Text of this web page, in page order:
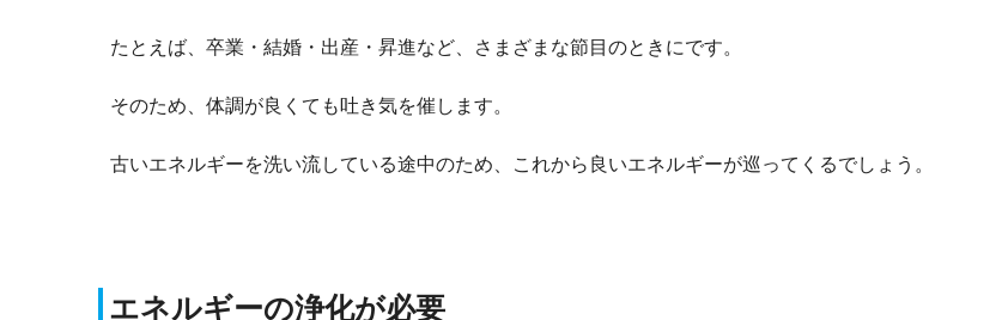
たとえば、卒業・結婚・出産・昇進など、さまざまな節目のときにです。
そのため、体調が良くても吐き気を催します。
古いエネルギーを洗い流している途中のため、これから良いエネルギーが巡ってくるでしょう。
エネルギーの浄化が必要